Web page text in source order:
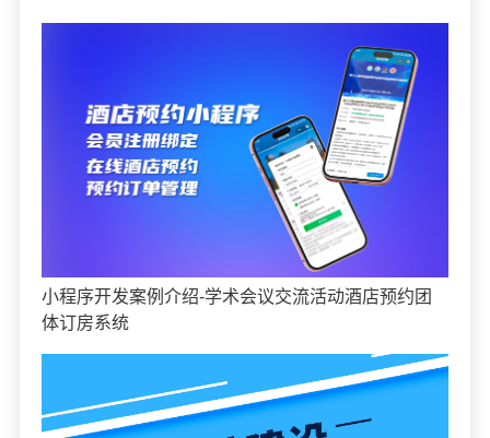
小程序开发案例介绍-学术会议交流活动酒店预约团
体订房系统